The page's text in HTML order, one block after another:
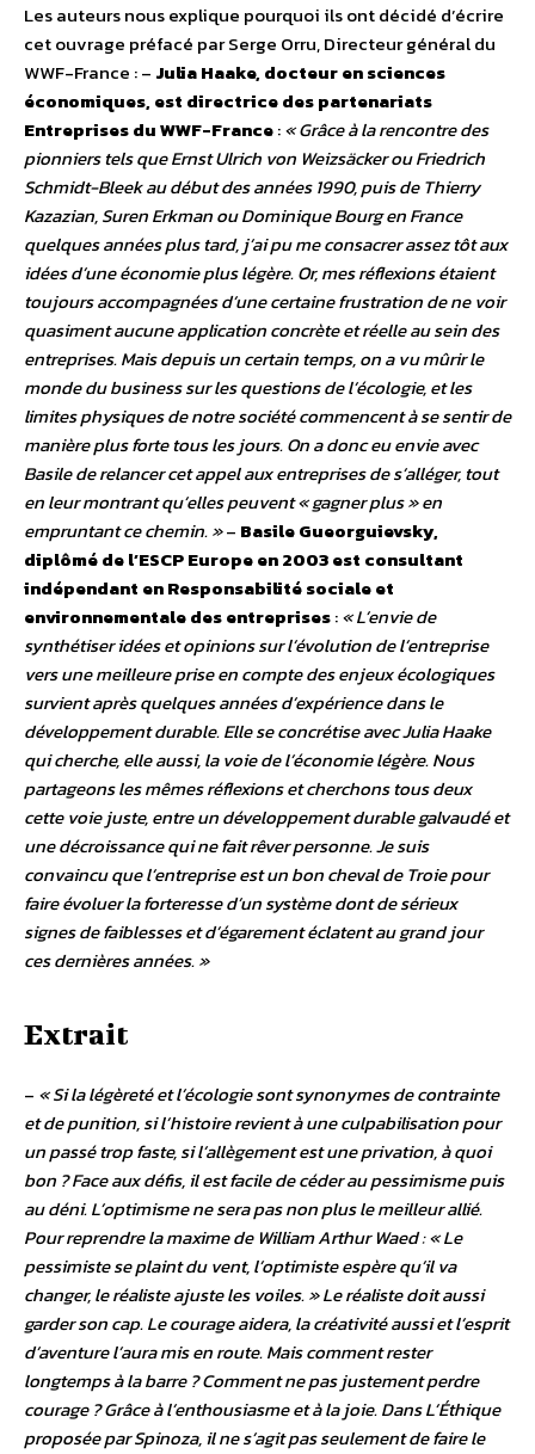
Les auteurs nous explique pourquoi ils ont décidé d’écrire
cet ouvrage préfacé par Serge Orru, Directeur général du
WWF-France : – Julia Haake, docteur en sciences
économiques, est directrice des partenariats
Entreprises du WWF-France:« Grâce à la rencontre des
pionniers tels que Ernst Ulrich von Weizsäcker ou Friedrich
Schmidt-Bleek au début des années 1990, puis de Thierry
Kazazian, Suren Erkman ou Dominique Bourg en France
quelques années plus tard, j’ai pu me consacrer assez tôt aux
idées d’une économie plus légère. Or, mes réflexions étaient
toujours accompagnées d’une certaine frustration de ne voir
quasiment aucune application concrète et réelle au sein des
entreprises. Mais depuis un certain temps, on a vu mûrir le
monde du business sur les questions de l’écologie, et les
limites physiques de notre société commencent à se sentir de
manière plus forte tous les jours. On a donc eu envie avec
Basile de relancer cet appel aux entreprises de s’alléger, tout
en leur montrant qu’elles peuvent « gagner plus » en
empruntant ce chemin. »– Basile Gueorguievsky,
diplômé de l’ESCP Europe en 2003 est consultant
indépendant en Responsabilité sociale et
environnementale des entreprises:« L’envie de
synthétiser idées et opinions sur l’évolution de l’entreprise
vers une meilleure prise en compte des enjeux écologiques
survient après quelques années d’expérience dans le
développement durable. Elle se concrétise avec Julia Haake
qui cherche, elle aussi, la voie de l’économie légère. Nous
partageons les mêmes réflexions et cherchons tous deux
cette voie juste, entre un développement durable galvaudé et
une décroissance qui ne fait rêver personne. Je suis
convaincu que l’entreprise est un bon cheval de Troie pour
faire évoluer la forteresse d’un système dont de sérieux
signes de faiblesses et d’égarement éclatent au grand jour
ces dernières années. »
Extrait
– « Si la légèreté et l’écologie sont synonymes de contrainte
et de punition, si l’histoire revient à une culpabilisation pour
un passé trop faste, si l’allègement est une privation, à quoi
bon ? Face aux défis, il est facile de céder au pessimisme puis
au déni. L’optimisme ne sera pas non plus le meilleur allié.
Pour reprendre la maxime de William Arthur Waed : « Le
pessimiste se plaint du vent, l’optimiste espère qu’il va
changer, le réaliste ajuste les voiles. » Le réaliste doit aussi
garder son cap. Le courage aidera, la créativité aussi et l’esprit
d’aventure l’aura mis en route. Mais comment rester
longtemps à la barre ? Comment ne pas justement perdre
courage ? Grâce à l’enthousiasme et à la joie. Dans L’Éthique
proposée par Spinoza, il ne s’agit pas seulement de faire le